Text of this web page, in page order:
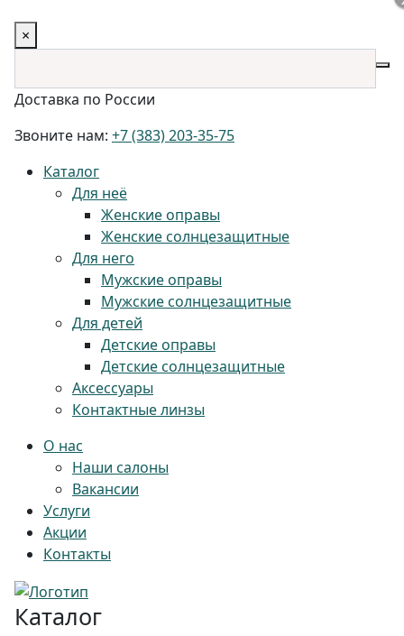
×
Доставка по России
Звоните нам: +7 (383) 203-35-75
Каталог
Для неё
Женские оправы
Женские солнцезащитные
Для него
Мужские оправы
Мужские солнцезащитные
Для детей
Детские оправы
Детские солнцезащитные
Аксессуары
Контактные линзы
О нас
Наши салоны
Вакансии
Услуги
Акции
Контакты
Каталог